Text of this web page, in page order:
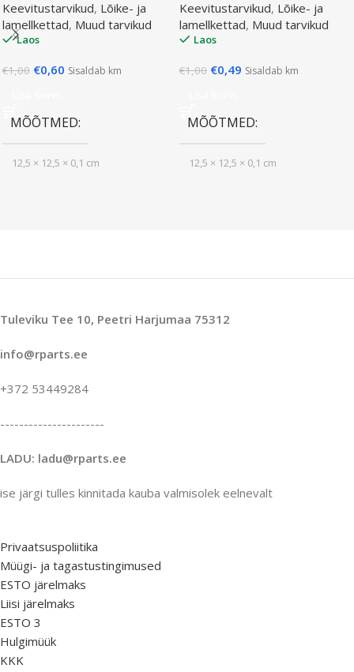
Keevitustarvikud, Lõike- ja
lamellkettad, Muud tarvikud
Laos
€1,00 €0,60 Sisaldab km
MÕÕTMED
12,5 × 12,5 × 0,1 cm
Keevitustarvikud, Lõike- ja
lamellkettad, Muud tarvikud
Laos
€1,00 €0,49 Sisaldab km
MÕÕTMED
12,5 × 12,5 × 0,1 cm
Tuleviku Tee 10, Peetri Harjumaa 75312
info@rparts.ee
+372 53449284
----------------------
LADU: ladu@rparts.ee
ise järgi tulles kinnitada kauba valmisolek eelnevalt
Privaatsuspoliitika
Müügi- ja tagastustingimused
ESTO järelmaks
Liisi järelmaks
ESTO 3
Hulgimüük
KKK